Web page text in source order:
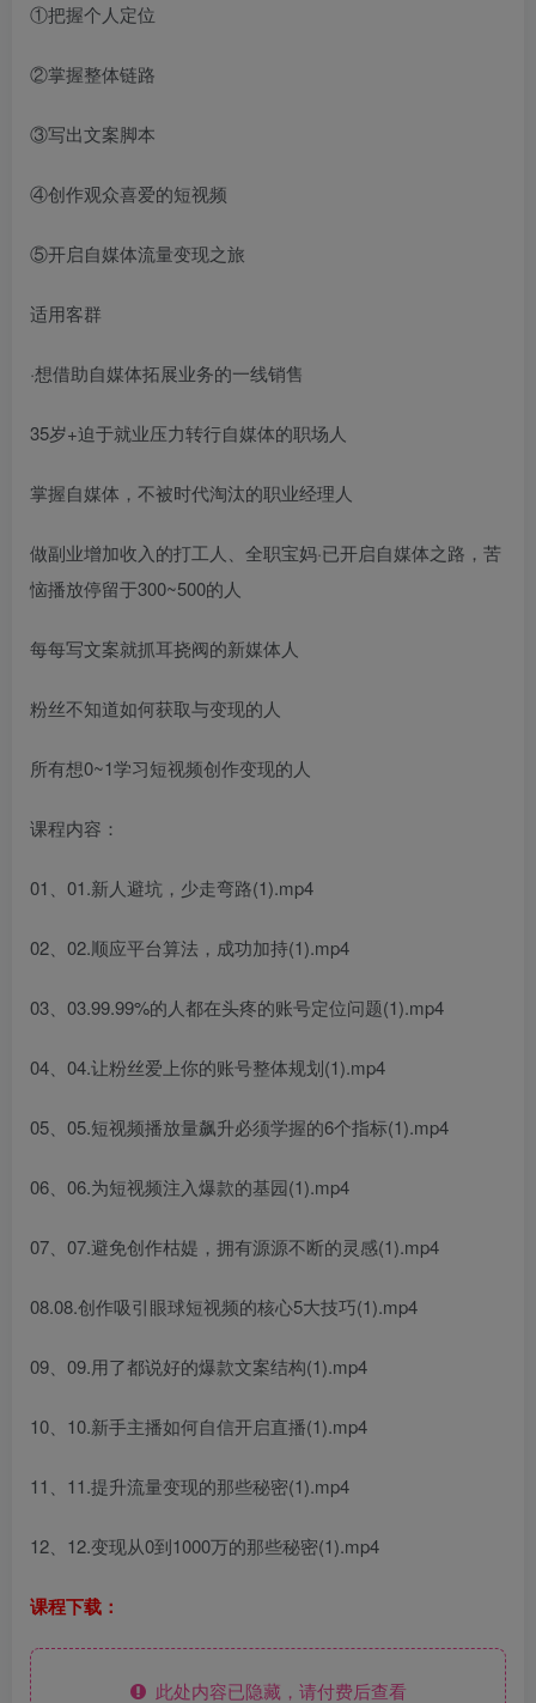
①把握个人定位
②掌握整体链路
③写出文案脚本
④创作观众喜爱的短视频
⑤开启自媒体流量变现之旅
适用客群
·想借助自媒体拓展业务的一线销售
35岁+迫于就业压力转行自媒体的职场人
掌握自媒体，不被时代淘汰的职业经理人
做副业增加收入的打工人、全职宝妈·已开启自媒体之路，苦
恼播放停留于300~500的人
每每写文案就抓耳挠阀的新媒体人
粉丝不知道如何获取与变现的人
所有想0~1学习短视频创作变现的人
课程内容：
01、01.新人避坑，少走弯路(1).mp4
02、02.顺应平台算法，成功加持(1).mp4
03、03.99.99%的人都在头疼的账号定位问题(1).mp4
04、04.让粉丝爱上你的账号整体规划(1).mp4
05、05.短视频播放量飙升必须学握的6个指标(1).mp4
06、06.为短视频注入爆款的基园(1).mp4
07、07.避免创作枯媞，拥有源源不断的灵感(1).mp4
08.08.创作吸引眼球短视频的核心5大技巧(1).mp4
09、09.用了都说好的爆款文案结构(1).mp4
10、10.新手主播如何自信开启直播(1).mp4
11、11.提升流量变现的那些秘密(1).mp4
12、12.变现从0到1000万的那些秘密(1).mp4
课程下载：
此处内容已隐藏，请付费后查看